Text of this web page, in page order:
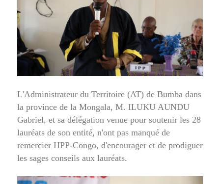
L'Administrateur du Territoire (AT) de Bumba dans
la province de la Mongala, M. ILUKU AUNDU
Gabriel, et sa délégation venue pour soutenir les 28
lauréats de son entité, n'ont pas manqué de
remercier HPP-Congo, d'encourager et de prodiguer
les sages conseils aux lauréats.